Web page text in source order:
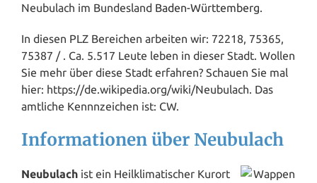
Neubulach im Bundesland Baden-Württemberg.
In diesen PLZ Bereichen arbeiten wir: 72218, 75365,
75387 / . Ca. 5.517 Leute leben in dieser Stadt. Wollen
Sie mehr über diese Stadt erfahren? Schauen Sie mal
hier: https://de.wikipedia.org/wiki/Neubulach. Das
amtliche Kennnzeichen ist: CW.
Informationen über Neubulach
Neubulach ist ein Heilklimatischer Kurort